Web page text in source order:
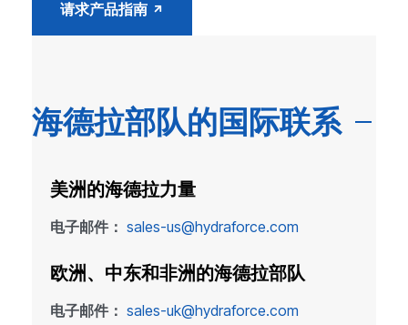
请求产品指南
海德拉部队的国际联系
美洲的海德拉力量
电子邮件： sales-us@hydraforce.com
欧洲、中东和非洲的海德拉部队
电子邮件： sales-uk@hydraforce.com